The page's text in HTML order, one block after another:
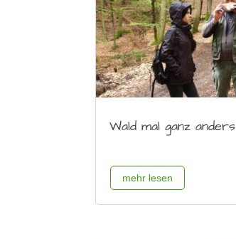
Wald mal ganz anders
mehr lesen